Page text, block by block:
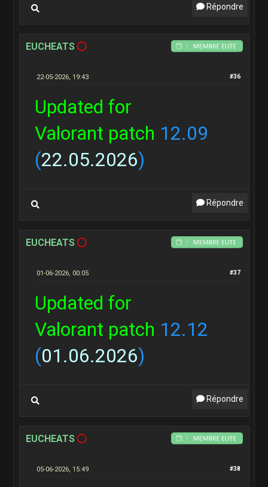
Répondre
EUCHEATS
#36
22-05-2026, 19:43
Updated for
Valorant patch 12.09
(22.05.2026)
Répondre
EUCHEATS
#37
01-06-2026, 00:05
Updated for
Valorant patch 12.12
(01.06.2026)
Répondre
EUCHEATS
#38
05-06-2026, 15:49